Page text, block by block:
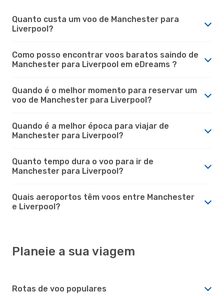
Quanto custa um voo de Manchester para
Liverpool?
Como posso encontrar voos baratos saindo de
Manchester para Liverpool em eDreams ?
Quando é o melhor momento para reservar um
voo de Manchester para Liverpool?
Quando é a melhor época para viajar de
Manchester para Liverpool?
Quanto tempo dura o voo para ir de
Manchester para Liverpool?
Quais aeroportos têm voos entre Manchester
e Liverpool?
Planeie a sua viagem
Rotas de voo populares